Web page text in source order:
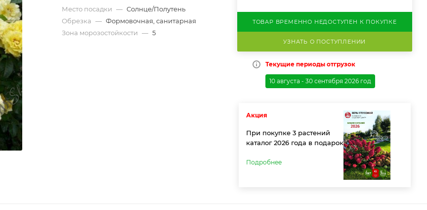
Место посадки — Солнце/Полутень
Обрезка — Формовочная, санитарная
Зона морозостойкости — 5
ТОВАР ВРЕМЕННО НЕДОСТУПЕН К ПОКУПКЕ
УЗНАТЬ О ПОСТУПЛЕНИИ
Текущие периоды отгрузок
10 августа - 30 сентября 2026 год
Акция
При покупке 3 растений
каталог 2026 года в подарок
Подробнее